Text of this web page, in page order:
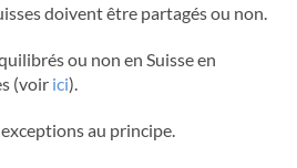
doivent être partagés ou non.
ou non en Suisse en
(voir ici).
au principe.